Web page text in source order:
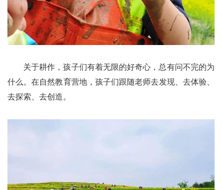
关于耕作，孩子们有着无限的好奇心，总有问不完的为
什么。在自然教育营地，孩子们跟随老师去发现、去体验、
去探索、去创造。